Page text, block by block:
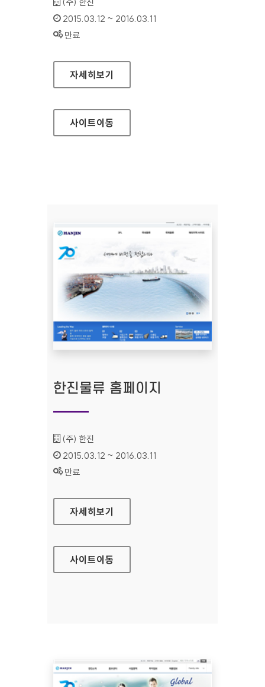
인증기간 :
2015.03.12 ~ 2016.03.11
상태 :
만료
한진택배 홈페이지
자세히보기
사이트이동
한진물류 홈페이지
기관명 :
(주) 한진
인증기간 :
2015.03.12 ~ 2016.03.11
상태 :
만료
한진물류 홈페이지
자세히보기
사이트이동